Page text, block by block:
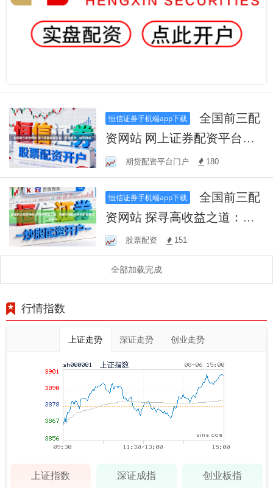
恒信证券手机端app下载
全国前三配
资网站 网上证券配资平台：
安全高效，助您投资！
期货配资平台门户 180
恒信证券手机端app下载
全国前三配
资网站 探寻高收益之道：揭
秘可加杠杆操作的股票交易
平台
股票配资 151
全部加载完成
行情指数
上证走势 深证走势 创业走势
上证指数 深证成指 创业板指